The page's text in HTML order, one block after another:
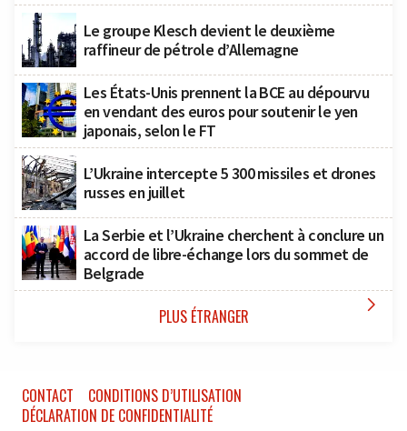
Le groupe Klesch devient le deuxième
raffineur de pétrole d’Allemagne
Les États-Unis prennent la BCE au dépourvu
en vendant des euros pour soutenir le yen
japonais, selon le FT
L’Ukraine intercepte 5 300 missiles et drones
russes en juillet
La Serbie et l’Ukraine cherchent à conclure un
accord de libre-échange lors du sommet de
Belgrade
PLUS ÉTRANGER 
CONTACT
CONDITIONS D’UTILISATION
DÉCLARATION DE CONFIDENTIALITÉ